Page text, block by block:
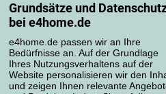
Grundsätze und
bei e4home.de
e4home.de passen wir an Ihre
Bedürfnisse an. Auf der Grundlage
Ihres Nutzungsverhaltens auf der
Website personalisieren wir den
und zeigen Ihnen relevante
Mein Konto
Bestellübersicht
Reklamationen
Widerrufsbelehrung
Einfach mehr wissen
Richtlinien zur Verarbeitung von